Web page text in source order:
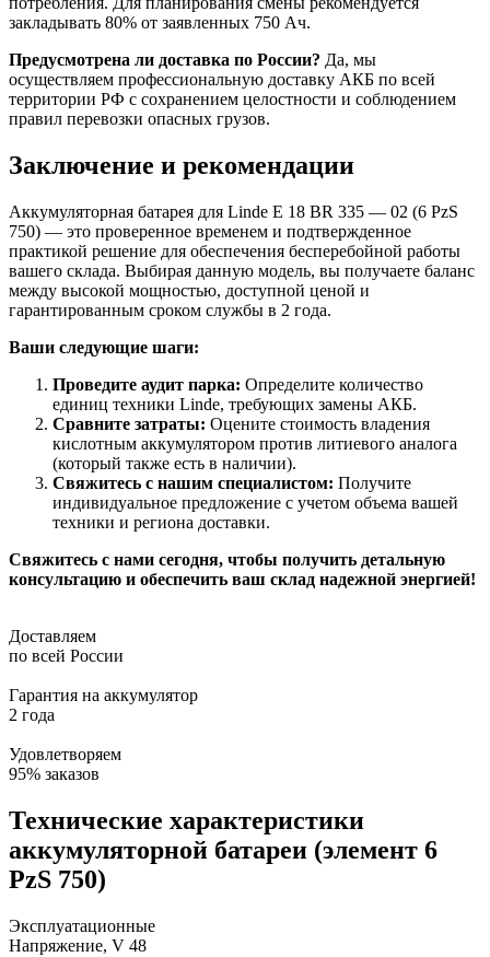
закладывать 80% от заявленных 750 Ач.
Предусмотрена ли доставка по России? Да, мы
осуществляем профессиональную доставку АКБ по всей
территории РФ с сохранением целостности и соблюдением
правил перевозки опасных грузов.
Заключение и рекомендации
Аккумуляторная батарея для Linde E 18 BR 335 — 02 (6 PzS
750) — это проверенное временем и подтвержденное
практикой решение для обеспечения бесперебойной работы
вашего склада. Выбирая данную модель, вы получаете баланс
между высокой мощностью, доступной ценой и
гарантированным сроком службы в 2 года.
Ваши следующие шаги:
Проведите аудит парка: Определите количество
единиц техники Linde, требующих замены АКБ.
Сравните затраты: Оцените стоимость владения
кислотным аккумулятором против литиевого аналога
(который также есть в наличии).
Свяжитесь с нашим специалистом: Получите
индивидуальное предложение с учетом объема вашей
техники и региона доставки.
Свяжитесь с нами сегодня, чтобы получить детальную
консультацию и обеспечить ваш склад надежной энергией!
Доставляем
по всей России
Гарантия на аккумулятор
2 года
Удовлетворяем
95% заказов
Технические характеристики
аккумуляторной батареи (элемент 6
PzS 750)
Эксплуатационные
Напряжение, V 48